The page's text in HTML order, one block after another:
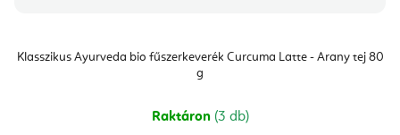
Klasszikus Ayurveda bio fűszerkeverék Curcuma Latte - Arany tej 80
g
Raktáron (3 db)